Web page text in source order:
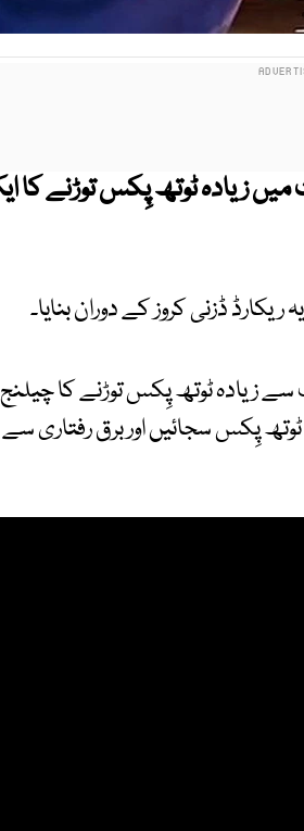
زیادہ ٹوتھ پِکس توڑنے کا
زیادہ ٹوتھ پِکس توڑنے کا چیلنج
ایک لمبی میز پر 100 ڈائمنڈ کٹ ٹوتھ پِکس سجائیں اور برق رفتاری سے